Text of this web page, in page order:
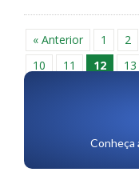
« Anterior 1 2
10
11 12 13
Conheça